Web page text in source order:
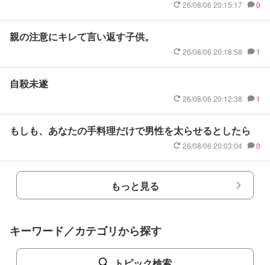
26/08/06 20:15:17 0
親の注意にキレて言い返す子供。
26/08/06 20:18:58 1
自殺未遂
26/08/06 20:12:38 1
もしも、あなたの手料理だけで男性を太らせるとしたら
26/08/06 20:03:04 0
もっと見る
キーワード／カテゴリから探す